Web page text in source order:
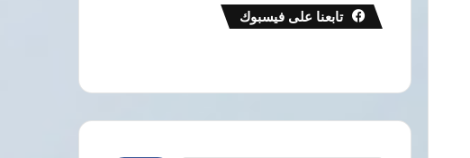
تابعنا على فيسبوك